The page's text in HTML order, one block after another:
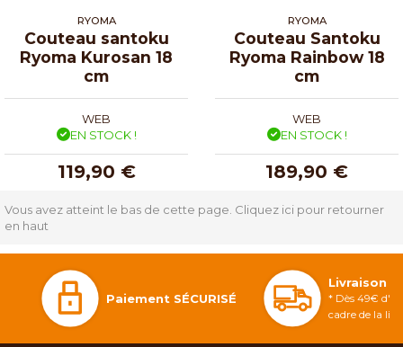
RYOMA
Couteau santoku
Ryoma Kurosan 18
cm
WEB
EN STOCK !
119,90 €
RYOMA
Couteau Santoku
Ryoma Rainbow 18
cm
WEB
EN STOCK !
189,90 €
Vous avez atteint le bas de cette page. Cliquez ici pour retourner
en haut
Paiement SÉCURISÉ
Livraison
* Dès 49€
cadre de la